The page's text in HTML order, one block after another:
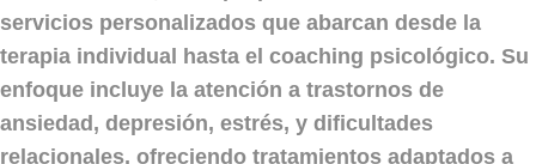
servicios personalizados que abarcan desde la
terapia individual hasta el coaching psicológico. Su
enfoque incluye la atención a trastornos de
ansiedad, depresión, estrés, y dificultades
relacionales, ofreciendo tratamientos adaptados a